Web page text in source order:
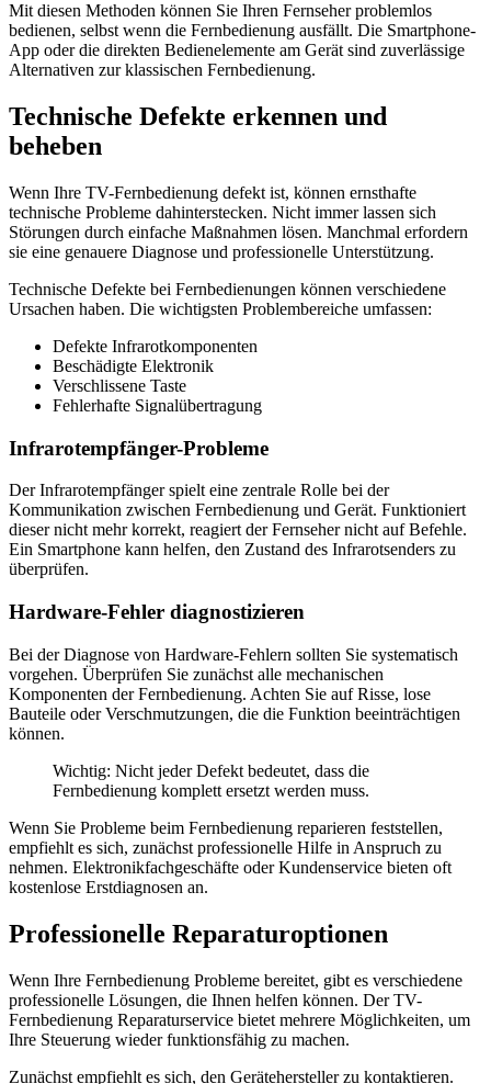
Mit diesen Methoden können Sie Ihren Fernseher problemlos
bedienen, selbst wenn die Fernbedienung ausfällt. Die Smartphone-
App oder die direkten Bedienelemente am Gerät sind zuverlässige
Alternativen zur klassischen Fernbedienung.
Technische Defekte erkennen und
beheben
Wenn Ihre TV-Fernbedienung defekt ist, können ernsthafte
technische Probleme dahinterstecken. Nicht immer lassen sich
Störungen durch einfache Maßnahmen lösen. Manchmal erfordern
sie eine genauere Diagnose und professionelle Unterstützung.
Technische Defekte bei Fernbedienungen können verschiedene
Ursachen haben. Die wichtigsten Problembereiche umfassen:
Defekte Infrarotkomponenten
Beschädigte Elektronik
Verschlissene Taste
Fehlerhafte Signalübertragung
Infrarotempfänger-Probleme
Der Infrarotempfänger spielt eine zentrale Rolle bei der
Kommunikation zwischen Fernbedienung und Gerät. Funktioniert
dieser nicht mehr korrekt, reagiert der Fernseher nicht auf Befehle.
Ein Smartphone kann helfen, den Zustand des Infrarotsenders zu
überprüfen.
Hardware-Fehler diagnostizieren
Bei der Diagnose von Hardware-Fehlern sollten Sie systematisch
vorgehen. Überprüfen Sie zunächst alle mechanischen
Komponenten der Fernbedienung. Achten Sie auf Risse, lose
Bauteile oder Verschmutzungen, die die Funktion beeinträchtigen
können.
Wichtig: Nicht jeder Defekt bedeutet, dass die
Fernbedienung komplett ersetzt werden muss.
Wenn Sie Probleme beim Fernbedienung reparieren feststellen,
empfiehlt es sich, zunächst professionelle Hilfe in Anspruch zu
nehmen. Elektronikfachgeschäfte oder Kundenservice bieten oft
kostenlose Erstdiagnosen an.
Professionelle Reparaturoptionen
Wenn Ihre Fernbedienung Probleme bereitet, gibt es verschiedene
professionelle Lösungen, die Ihnen helfen können. Der TV-
Fernbedienung Reparaturservice bietet mehrere Möglichkeiten, um
Ihre Steuerung wieder funktionsfähig zu machen.
Zunächst empfiehlt es sich, den Gerätehersteller zu kontaktieren.